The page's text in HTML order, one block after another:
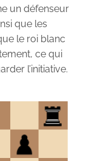
un défenseur
que les
le roi blanc
ce qui
l’initiative.